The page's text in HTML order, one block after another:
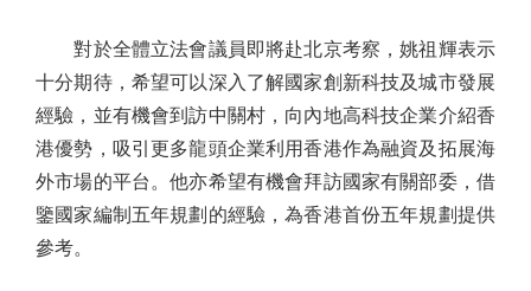
對於全體立法會議員即將赴北京考察，姚祖輝表示
十分期待，希望可以深入了解國家創新科技及城市發展
經驗，並有機會到訪中關村，向內地高科技企業介紹香
港優勢，吸引更多龍頭企業利用香港作為融資及拓展海
外市場的平台。他亦希望有機會拜訪國家有關部委，借
鑒國家編制五年規劃的經驗，為香港首份五年規劃提供
參考。